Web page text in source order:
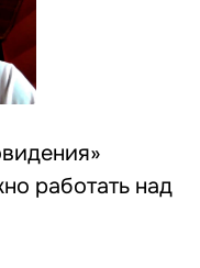
работать над